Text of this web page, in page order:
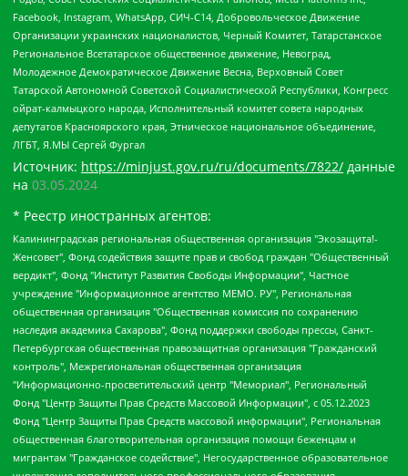
Facebook, Instagram, WhatsApp, СИЧ-С14, Добровольческое Движение
Организации украинских националистов, Черный Комитет, Татарстанское
Региональное Всетатарское общественное движение, Невоград,
Молодежное Демократическое Движение Весна, Верховный Совет
Татарской Автономной Советской Социалистической Республики, Конгресс
ойрат-калмыцкого народа, Исполнительный комитет совета народных
депутатов Красноярского края, Этническое национальное объединение,
ЛГБТ, Я.МЫ Сергей Фургал
Источник: https://minjust.gov.ru/ru/documents/7822/ данные
на 03.05.2024
* Реестр иностранных агентов:
Калининградская региональная общественная организация "Экозащита!-Женсовет", Фонд содействия защите прав и свобод граждан "Общественный вердикт", Фонд "Институт Развития Свободы Информации", Частное учреждение "Информационное агентство МЕМО. РУ", Региональная общественная организация "Общественная комиссия по сохранению наследия академика Сахарова", Фонд поддержки свободы прессы, Санкт-Петербургская общественная правозащитная организация "Гражданский контроль", Межрегиональная общественная организация "Информационно-просветительский центр "Мемориал", Региональный Фонд "Центр Защиты Прав Средств Массовой Информации", с 05.12.2023 Фонд "Центр Защиты Прав Средств массовой информации", Региональная общественная благотворительная организация помощи беженцам и мигрантам "Гражданское содействие", Негосударственное образовательное учреждение дополнительного профессионального образования (повышение квалификации) специалистов "АКАДЕМИЯ ПО ПРАВАМ ЧЕЛОВЕКА", Свердловская региональная общественная организация "Сутяжник", Автономная некоммерческая организация "Центр независимых социологических исследований", Союз общественных объединений "Российский исследовательский центр по правам человека", Региональное общественное учреждение научно-информационный центр "МЕМОРИАЛ", Некоммерческая организация "Фонд защиты гласности", Автономная некоммерческая организация "Институт прав человека", Городская общественная организация "Екатеринбургское общество "МЕМОРИАЛ", Городская общественная организация "Рязанское историко-просветительское и правозащитное общество "Мемориал" (Рязанский Мемориал), Челябинский региональный орган общественной самодеятельности – женское общественное объединение "Женщины Евразии", Челябинский региональный орган общественной самодеятельности "Уральская правозащитная группа", Фонд содействия защите здоровья и социальной справедливости имени Андрея Рылькова, Автономная Некоммерческая Организация "Аналитический Центр Юрия Левады", Автономная некоммерческая организация социальной поддержки населения "Проект Апрель", Региональная общественная организация помощи женщинам и детям, находящимся в кризисной ситуации "Информационно-методический центр "Анна", Фонд содействия развитию массовых коммуникаций и правовому просвещению "Так-так-Так", Фонд содействия устойчивому развитию "Серебряная тайга", Свердловский региональный общественный фонд социальных проектов "Новое время", "Idel.Реалии", Кавказ.Реалии, Крым.Реалии, Телеканал Настоящее Время, Татаро-башкирская служба Радио Свобода (Azatliq Radiosi), Радио Свободная Европа/Радио Свобода (PCE/PC), "Сибирь.Реалии", "Фактограф", Благотворительный фонд помощи осужденным и их семьям, Автономная некоммерческая организация "Институт глобализации и социальных движений", Фонд "В защиту прав заключенных", Частное учреждение "Центр поддержки и содействия развитию средств массовой информации", Пензенский региональный общественный благотворительный фонд "Гражданский союз", "Север.Реалии", Некоммерческая организация Фонд "Правовая инициатива", Общество с ограниченной ответственностью "Радио Свободная Европа/Радио Свобода", Чешское информационное агентство "MEDIUM-ORIENT", Красноярская региональная общественная организация "Мы против СПИДа", Камалягин Денис Николаевич, Маркелов Сергей Евгеньевич, Пономарев Лев Александрович, Савицкая Людмила Алексеевна, Автономная некоммерческая организация "Центр по работе с проблемой насилия "НАСИЛИЮ.НЕТ", Межрегиональный профессиональный союз работников здравоохранения "Альянс врачей", Юридическое лицо, зарегистрированное в Латвийской Республике, SIA "Medusa Project" (регистрационный номер 40103797863, дата регистрации 10.06.2014), Некоммерческая организация "Фонд по борьбе с коррупцией", Автономная некоммерческая организация "Институт права и публичной политики", Баданин Роман Сергеевич, Гликин Максим Александрович, Железнова Мария Михайловна, Лукьянова Юлия Сергеевна, Маетная Елизавета Витальевна, Маняхин Петр Борисович, Чуракова Ольга Владимировна, Ярош Юлия Петровна, Юридическое лицо "The Insider SIA", зарегистрированное в Риге, Латвийская Республика (дата регистрации 26.06.2015), являющееся администратором доменного имени интернет-издания "The Insider SIA", https://theins.ru, Постернак Алексей Евгеньевич, Рубин Михаил Аркадьевич, Анин Роман Александрович, Юридическое лицо Istories fonds, зарегистрированное в Латвийской Республике (регистрационный номер 50008295751, дата регистрации 24.02.2020), Великовский Дмитрий Александрович, Долинина Ирина Николаевна, Мароховская Алеся Алексеевна, Шлейнов Роман Юрьевич, Шмагун Олеся Валентиновна, Общество с ограниченной ответственностью "Альтаир 2021", Общество с ограниченной ответственностью "Вега 2021", Общество с ограниченной ответственностью "Главный редактор 2021", Общество с ограниченной ответственностью "Ромашки монолит", Важенков Артем Валерьевич, Ивановская областная общественная организация "Центр гендерных исследований", Гурман Юрий Альбертович, Медиапроект "ОВД-Инфо", Егоров Владимир Владимирович, Жилинский Владимир Александрович, Общество с ограниченной ответственностью "ЗП", Иванова София Юрьевна, Карезина Инна Павловна, Кильтау Екатерина Викторовна, Петров Алексей Викторович, Пискунов Сергей Евгеньевич, Смирнов Сергей Сергеевич, Тихонов Михаил Сергеевич, Общество с ограниченной ответственностью "ЖУРНАЛИСТ-ИНОСТРАННЫЙ АГЕНТ", Арапова Галина Юрьевна, Вольтская Татьяна Анатольевна, Американская компания "Mason G.E.S. Anonymous Foundation" (США), являющаяся владельцем интернет-издания https://mnews.world/, Компания "Stichting Bellingcat", зарегистрированная в Нидерландах (дата регистрации 11.07.2018), Захаров Андрей Вячеславович, Клепиковская Екатерина Дмитриевна, Общество с ограниченной ответственностью "МЕМО", Перл Роман Александрович, Симонов Евгений Алексеевич, Соловьева Елена Анатольевна, Сотников Даниил Владимирович, Сурначева Елизавета Дмитриевна, Автономная некоммерческая организация по защите прав человека и информированию населения "Якутия – Наше Мнение", Общество с ограниченной ответственностью "Москоу диджитал медиа", с 26.01.2023 Общество с ограниченной ответственностью "Чайка Белые сады", Ветошкина Валерия Валерьевна, Заговора Максим Александрович, Межрегиональное общественное движение "Российская ЛГБТ - сеть", Оленичев Максим Владимирович, Павлов Иван Юрьевич, Скворцова Елена Сергеевна, Общество с ограниченной ответственностью "Как бы инагент", Кочетков Игорь Викторович, Общество с ограниченной ответственностью "Честные выборы", Еланчик Олег Александрович, Общество с ограниченной ответственностью "Нобелевский призыв", Гималова Регина Эмилевна, Григорьев Андрей Валерьевич, Григорьева Алина Александровна, Ассоциация по содействию защите прав призывников, альтернативнослужащих и военнослужащих "Правозащитная группа "Гражданин.Армия.Право", Хисамова Регина Фаритовна, Автономная некоммерческая организация по реализации социально-правовых программ "Лилит", Дальневосточное общественное движение "Маяк", Санкт-Петербургская ЛГБТ-инициативная группа "Выход", Инициативная группа ЛГБТ+ "Реверс", Алексеев Андрей Викторович, Бекбулатова Таисия Львовна, Беляев Иван Михайлович, Владыкина Елена Сергеевна, Гельман Марат Александрович, Никульшина Вероника Юрьевна, Толоконникова Надежда Андреевна, Шендерович Виктор Анатольевич, Общество с ограниченной ответственностью "Данное сообщение", Общество с ограниченной ответственностью Издательский дом "Новая глава", Айнбиндер Александра Александровна, Московский комьюнити-центр для ЛГБТ+инициатив, Благотворительный фонд развития филантропии, Deutsche Welle (Германия, Kurt-Schumacher-Strasse 3, 53113 Bonn), Борзунова Мария Михайловна, Воробьев Виктор Викторович, Голубева Анна Львовна, Константинова Алла Михайловна, Малкова Ирина Владимировна, Мурадов Мурад Абдулгалимович, Осетинская Елизавета Николаевна, Понасенков Евгений Николаевич, Ганапольский Матвей Юрьевич, Киселев Евгений Алексеевич, Борухович Ирина Григорьевна, Дремин Иван Тимофеевич, Дубровский Дмитрий Викторович, Красноярская региональная общественная организация поддержки и развития альтернативных образовательных технологий и межкультурных коммуникаций "ИНТЕРРА", Маяковская Екатерина Алексеевна, Фейгин Марк Захарович, Филимонов Андрей Викторович, Дзугкоева Регина Николаевна, Доброхотов Роман Александрович, Дудь Юрий Александрович, Елкин Сергей Владимирович, Кругликов Кирилл Игоревич, Сабунаева Мария Леонидовна, Семенов Алексей Владимирович, Шаинян Карен Багратович, Шульман Екатерина Михайловна, Асафьев Артур Валерьевич, Вахштайн Виктор Семенович, Венедиктов Алексей Алексеевич, Лушникова Екатерина Евгеньевна, Волков Леонид Михайлович, Невзоров Александр Глебович, Пархоменко Сергей Борисович, Сироткин Ярослав Николаевич, Кара-Мурза Владимир Владимирович, Баранова Наталья Владимировна, Гозман Леонид Яковлевич, Кагарлицкий Борис Юльевич, Климарев Михаил Валерьевич, Милов Владимир Станиславович, Автономная некоммерческая организация Краснодарский центр современного искусства "Типография", Моргенштерн Алишер Тагирович, Соболь Любовь Эдуардовна, Общество с ограниченной ответственностью "ЛИЗА НОРМ", Каспаров Гарри Кимович, Ходорковский Михаил Борисович, Общество с ограниченной ответственностью "Апрельские тезисы", Данилович Ирина Брониславовна, Кашин Олег Владимирович, Петров Николай Владимирович, Пивоваров Алексей Владимирович, Соколов Михаил Владимирович, Цветкова Юлия Владимировна, Чичваркин Евгений Александрович, Комитет против пыток/Команда против пыток, Общество с ограниченной ответственностью "Первый научный", Общество с ограниченной ответственностью "Вертолет и ко", Белоцерковская Вероника Борисовна, Кац Максим Евгеньевич, Лазарева Татьяна Юрьевна, Шаведдинов Руслан Табризович, Яшин Илья Валерьевич, Общество с ограниченной ответственностью "Иноагент ААВ", Алешковский Дмитрий Петрович, Альбац Евгения Марковна, Быков Дмитрий Львович, Галямина Юлия Евгеньевна, Лойко Сергей Леонидович, Мартынов Кирилл Константинович, Медведев Сергей Александрович, Крашенинников Федор Геннадиевич, Гордеева Катерина Вл